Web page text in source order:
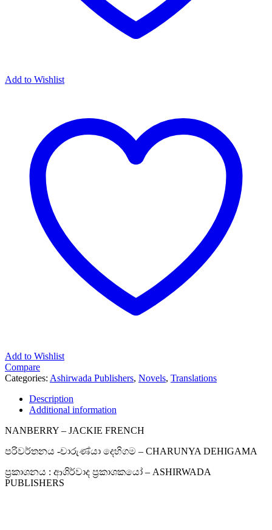
Add to Wishlist
Add to Wishlist
Compare
Categories: Ashirwada Publishers, Novels, Translations
Description
Additional information
NANBERRY – JACKIE FRENCH
පරිවර්තනය -චාරුණ්යා දෙහිගම – CHARUNYA DEHIGAMA
ප්‍රකාශනය : ආශිර්වාද ප්‍රකාශකයෝ – ASHIRWADA
PUBLISHERS